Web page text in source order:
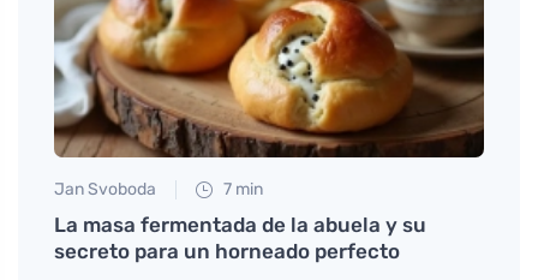
Jan Svoboda 7 min
La masa fermentada de la abuela y su
secreto para un horneado perfecto